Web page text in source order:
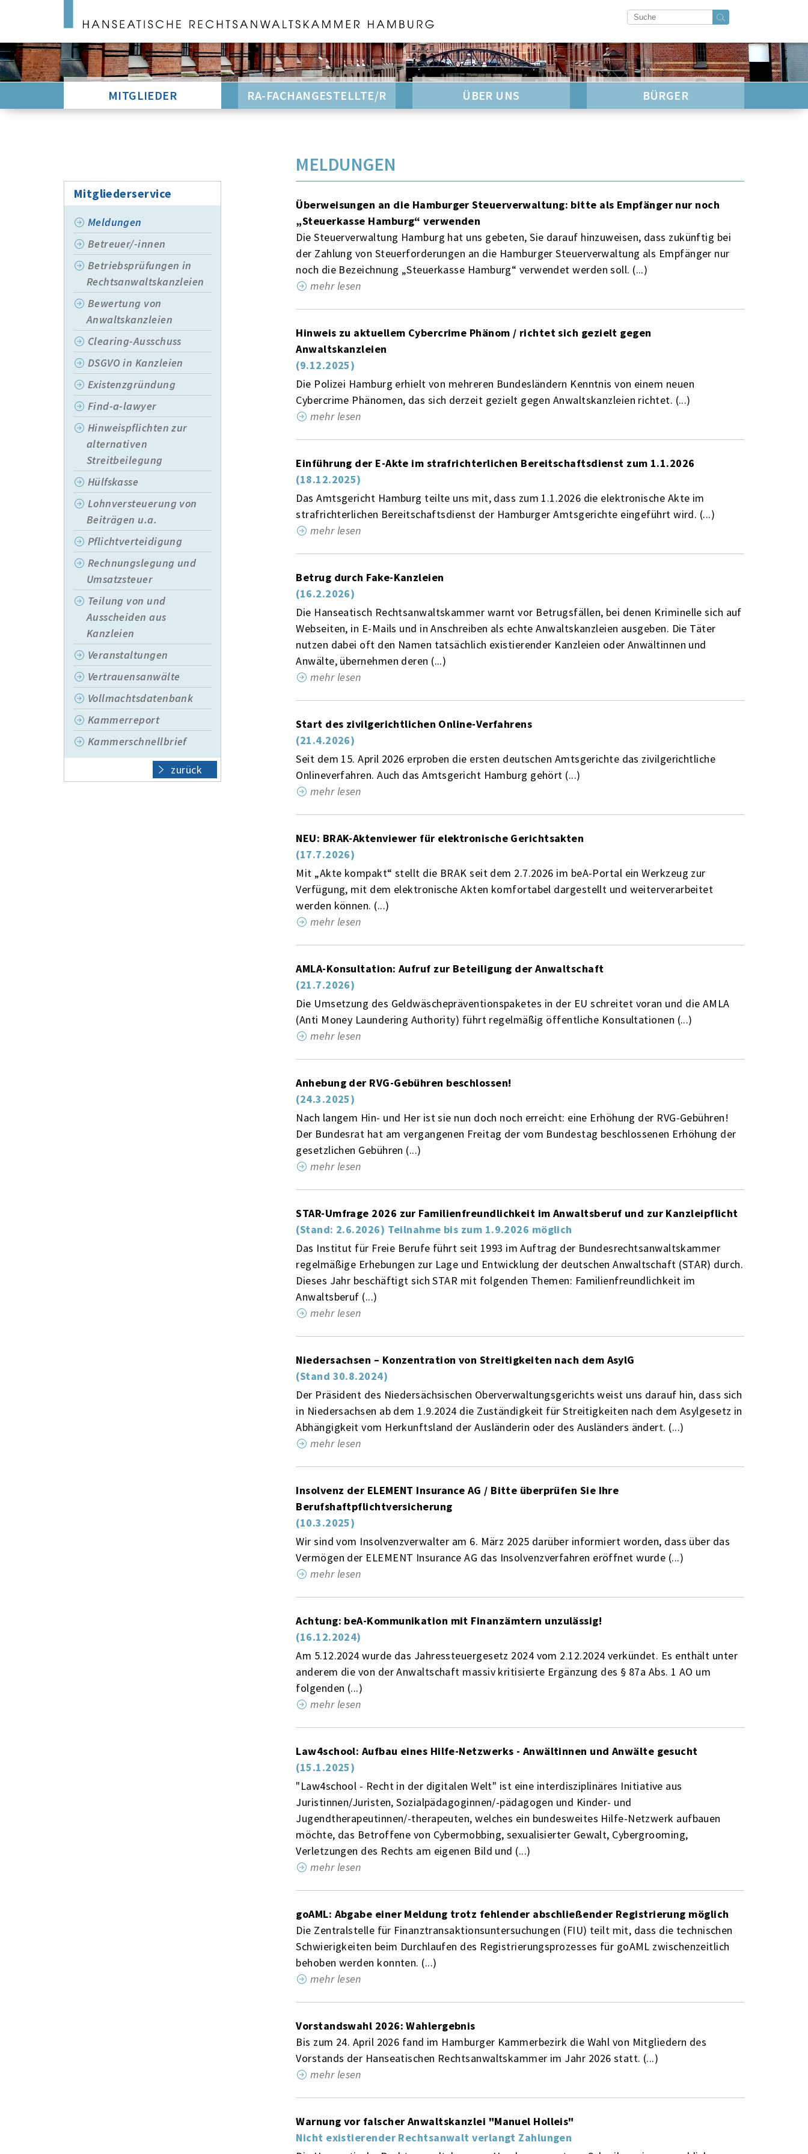
MITGLIEDER RA-FACHANGESTELLTE/R ÜBER UNS BÜRGER
Mitgliederservice
Meldungen
Betreuer/-innen
Betriebsprüfungen in
Rechtsanwaltskanzleien
Bewertung von
Anwaltskanzleien
Clearing-Ausschuss
DSGVO in Kanzleien
Existenzgründung
Find-a-lawyer
Hinweispflichten zur
alternativen
Streitbeilegung
Hülfskasse
Lohnversteuerung von
Beiträgen u.a.
Pflichtverteidigung
Rechnungslegung und
Umsatzsteuer
Teilung von und
Ausscheiden aus
Kanzleien
Veranstaltungen
Vertrauensanwälte
Vollmachtsdatenbank
Kammerreport
Kammerschnellbrief
zurück
MELDUNGEN
Überweisungen an die Hamburger Steuerverwaltung: bitte als Empfänger nur noch
„Steuerkasse Hamburg“ verwenden
Die Steuerverwaltung Hamburg hat uns gebeten, Sie darauf hinzuweisen, dass zukünftig bei
der Zahlung von Steuerforderungen an die Hamburger Steuerverwaltung als Empfänger nur
noch die Bezeichnung „Steuerkasse Hamburg“ verwendet werden soll. (...)
mehr lesen
Hinweis zu aktuellem Cybercrime Phänom / richtet sich gezielt gegen
Anwaltskanzleien
(9.12.2025)
Die Polizei Hamburg erhielt von mehreren Bundesländern Kenntnis von einem neuen
Cybercrime Phänomen, das sich derzeit gezielt gegen Anwaltskanzleien richtet. (...)
mehr lesen
Einführung der E-Akte im strafrichterlichen Bereitschaftsdienst zum 1.1.2026
(18.12.2025)
Das Amtsgericht Hamburg teilte uns mit, dass zum 1.1.2026 die elektronische Akte im
strafrichterlichen Bereitschaftsdienst der Hamburger Amtsgerichte eingeführt wird. (...)
mehr lesen
Betrug durch Fake-Kanzleien
(16.2.2026)
Die Hanseatisch Rechtsanwaltskammer warnt vor Betrugsfällen, bei denen Kriminelle sich auf
Webseiten, in E-Mails und in Anschreiben als echte Anwaltskanzleien ausgeben. Die Täter
nutzen dabei oft den Namen tatsächlich existierender Kanzleien oder Anwältinnen und
Anwälte, übernehmen deren (...)
mehr lesen
Start des zivilgerichtlichen Online-Verfahrens
(21.4.2026)
Seit dem 15. April 2026 erproben die ersten deutschen Amtsgerichte das zivilgerichtliche
Onlineverfahren. Auch das Amtsgericht Hamburg gehört (...)
mehr lesen
NEU: BRAK-Aktenviewer für elektronische Gerichtsakten
(17.7.2026)
Mit „Akte kompakt“ stellt die BRAK seit dem 2.7.2026 im beA-Portal ein Werkzeug zur
Verfügung, mit dem elektronische Akten komfortabel dargestellt und weiterverarbeitet
werden können. (...)
mehr lesen
AMLA-Konsultation: Aufruf zur Beteiligung der Anwaltschaft
(21.7.2026)
Die Umsetzung des Geldwäschepräventionspaketes in der EU schreitet voran und die AMLA
(Anti Money Laundering Authority) führt regelmäßig öffentliche Konsultationen (...)
mehr lesen
Anhebung der RVG-Gebühren beschlossen!
(24.3.2025)
Nach langem Hin- und Her ist sie nun doch noch erreicht: eine Erhöhung der RVG-Gebühren!
Der Bundesrat hat am vergangenen Freitag der vom Bundestag beschlossenen Erhöhung der
gesetzlichen Gebühren (...)
mehr lesen
STAR-Umfrage 2026 zur Familienfreundlichkeit im Anwaltsberuf und zur Kanzleipflicht
(Stand: 2.6.2026) Teilnahme bis zum 1.9.2026 möglich
Das Institut für Freie Berufe führt seit 1993 im Auftrag der Bundesrechtsanwaltskammer
regelmäßige Erhebungen zur Lage und Entwicklung der deutschen Anwaltschaft (STAR) durch.
Dieses Jahr beschäftigt sich STAR mit folgenden Themen: Familienfreundlichkeit im
Anwaltsberuf (...)
mehr lesen
Niedersachsen – Konzentration von Streitigkeiten nach dem AsylG
(Stand 30.8.2024)
Der Präsident des Niedersächsischen Oberverwaltungsgerichts weist uns darauf hin, dass sich
in Niedersachsen ab dem 1.9.2024 die Zuständigkeit für Streitigkeiten nach dem Asylgesetz in
Abhängigkeit vom Herkunftsland der Ausländerin oder des Ausländers ändert. (...)
mehr lesen
Insolvenz der ELEMENT Insurance AG / Bitte überprüfen Sie Ihre
Berufshaftpflichtversicherung
(10.3.2025)
Wir sind vom Insolvenzverwalter am 6. März 2025 darüber informiert worden, dass über das
Vermögen der ELEMENT Insurance AG das Insolvenzverfahren eröffnet wurde (...)
mehr lesen
Achtung: beA-Kommunikation mit Finanzämtern unzulässig!
(16.12.2024)
Am 5.12.2024 wurde das Jahressteuergesetz 2024 vom 2.12.2024 verkündet. Es enthält unter
anderem die von der Anwaltschaft massiv kritisierte Ergänzung des § 87a Abs. 1 AO um
folgenden (...)
mehr lesen
Law4school: Aufbau eines Hilfe-Netzwerks - Anwältinnen und Anwälte gesucht
(15.1.2025)
"Law4school - Recht in der digitalen Welt" ist eine interdisziplinäres Initiative aus
Juristinnen/Juristen, Sozialpädagoginnen/-pädagogen und Kinder- und
Jugendtherapeutinnen/-therapeuten, welches ein bundesweites Hilfe-Netzwerk aufbauen
möchte, das Betroffene von Cybermobbing, sexualisierter Gewalt, Cybergrooming,
Verletzungen des Rechts am eigenen Bild und (...)
mehr lesen
goAML: Abgabe einer Meldung trotz fehlender abschließender Registrierung möglich
Die Zentralstelle für Finanztransaktionsuntersuchungen (FIU) teilt mit, dass die technischen
Schwierigkeiten beim Durchlaufen des Registrierungsprozesses für goAML zwischenzeitlich
behoben werden konnten. (...)
mehr lesen
Vorstandswahl 2026: Wahlergebnis
Bis zum 24. April 2026 fand im Hamburger Kammerbezirk die Wahl von Mitgliedern des
Vorstands der Hanseatischen Rechtsanwaltskammer im Jahr 2026 statt. (...)
mehr lesen
Warnung vor falscher Anwaltskanzlei "Manuel Holleis"
Nicht existierender Rechtsanwalt verlangt Zahlungen